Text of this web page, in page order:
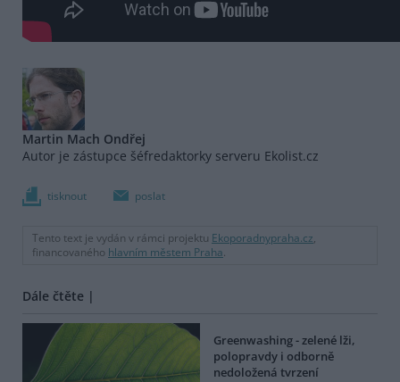
Martin Mach Ondřej
Autor je zástupce šéfredaktorky serveru Ekolist.cz
tisknout poslat
Tento text je vydán v rámci projektu Ekoporadnypraha.cz,
financovaného hlavním městem Praha.
Dále čtěte |
Greenwashing - zelené lži,
polopravdy i odborně
nedoložená tvrzení